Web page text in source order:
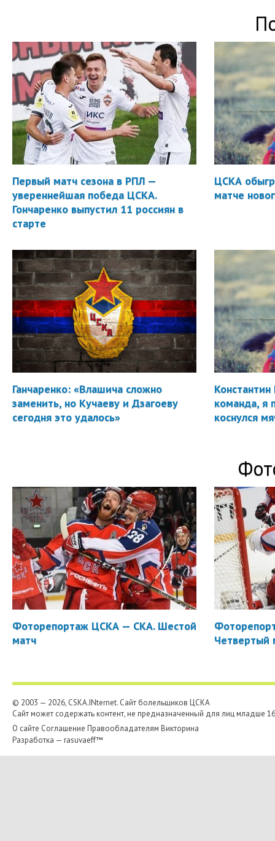
Первый матч сезона в РПЛ —
увереннейшая победа ЦСКА.
Гончаренко выпустил 11 россиян в
старте
ЦСКА
матче
Ганчаренко: «Влашича сложно
заменить, но Кучаеву и Дзагоеву
сегодня это удалось»
Константин
команда, я
коснулся
Фоторепортаж ЦСКА — СКА. Шестой
матч
Четвертый
© 2003 — 2026, CSKA.INternet. Cайт болельщиков ЦСКА
Сайт может содержать контент, не предназначенный для лиц младше
О сайте Соглашение Правообладателям Викторина
Разработка — rasuvaeff™